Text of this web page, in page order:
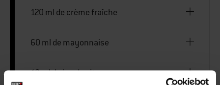
120 ml de crème fraîche
60 ml de mayonnaise
10 ml de jus de citron